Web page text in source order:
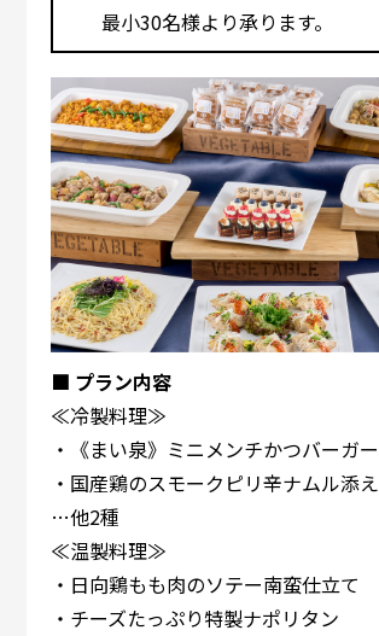
最⼩30名様より承ります。
■ プラン内容
≪冷製料理≫
・《まい泉》ミニメンチかつバーガー
・国産鶏のスモークピリ辛ナムル添え
…他2種
≪温製料理≫
・日向鶏もも肉のソテー南蛮仕立て
・チーズたっぷり特製ナポリタン